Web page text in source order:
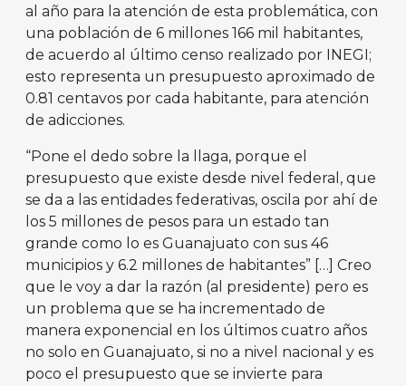
al año para la atención de esta problemática, con
una población de 6 millones 166 mil habitantes,
de acuerdo al último censo realizado por INEGI;
esto representa un presupuesto aproximado de
0.81 centavos por cada habitante, para atención
de adicciones.
“Pone el dedo sobre la llaga, porque el
presupuesto que existe desde nivel federal, que
se da a las entidades federativas, oscila por ahí de
los 5 millones de pesos para un estado tan
grande como lo es Guanajuato con sus 46
municipios y 6.2 millones de habitantes” […] Creo
que le voy a dar la razón (al presidente) pero es
un problema que se ha incrementado de
manera exponencial en los últimos cuatro años
no solo en Guanajuato, si no a nivel nacional y es
poco el presupuesto que se invierte para